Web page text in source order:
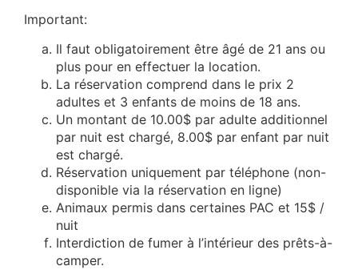
Important:
Il faut obligatoirement être âgé de 21 ans ou
plus pour en effectuer la location.
La réservation comprend dans le prix 2
adultes et 3 enfants de moins de 18 ans.
Un montant de 10.00$ par adulte additionnel
par nuit est chargé, 8.00$ par enfant par nuit
est chargé.
Réservation uniquement par téléphone (non-
disponible via la réservation en ligne)
Animaux permis dans certaines PAC et 15$ /
nuit
Interdiction de fumer à l’intérieur des prêts-à-
camper.